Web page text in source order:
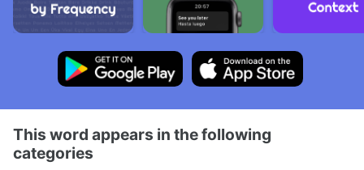
This word appears in the following
categories